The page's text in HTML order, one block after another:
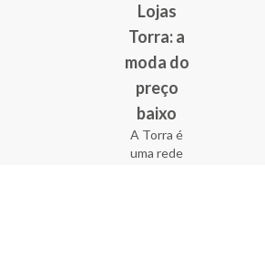
Lojas
Torra: a
moda do
preço
baixo
A Torra é
uma rede